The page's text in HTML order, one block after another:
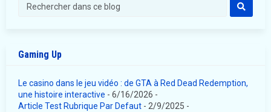
Gaming Up
Le casino dans le jeu vidéo : de GTA à Red Dead Redemption,
une histoire interactive - 6/16/2026 -
Article Test Rubrique Par Defaut - 2/9/2025 -